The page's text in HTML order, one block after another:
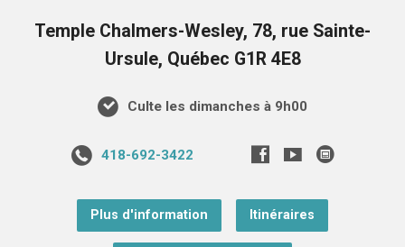
Temple Chalmers-Wesley, 78, rue Sainte-
Ursule, Québec G1R 4E8
Culte les dimanches à 9h00
418-692-3422
Plus d'information Itinéraires